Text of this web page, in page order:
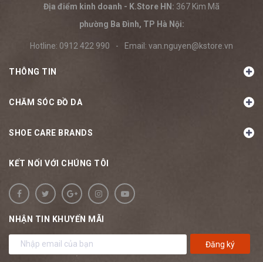
Địa điểm kinh doanh - K.Store HN: 367 Kim Mã
phường Ba Đình, TP Hà Nội:
Hotline: 0912 422 990 - Email: van.nguyen@kstore.vn
THÔNG TIN
CHĂM SÓC ĐỒ DA
SHOE CARE BRANDS
KẾT NỐI VỚI CHÚNG TÔI
NHẬN TIN KHUYẾN MÃI
Đăng ký